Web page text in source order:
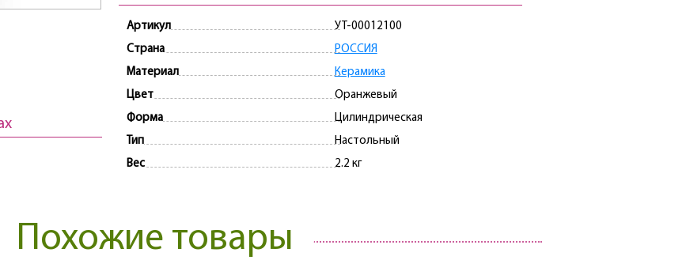
Артикул
УТ-00012100
Страна
РОССИЯ
Материал
Керамика
Цвет
Оранжевый
Форма
Цилиндрическая
Тип
Настольный
Вес
2.2 кг
Похожие товары